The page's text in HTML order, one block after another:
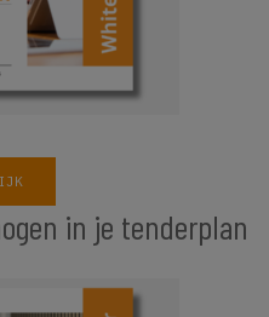
in je tenderplan